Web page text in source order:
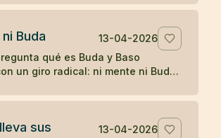
contesta sin palabras.
Buda
13-04-2026
qué es Buda y Baso
un giro radical: ni mente ni Buda.
sus
13-04-2026